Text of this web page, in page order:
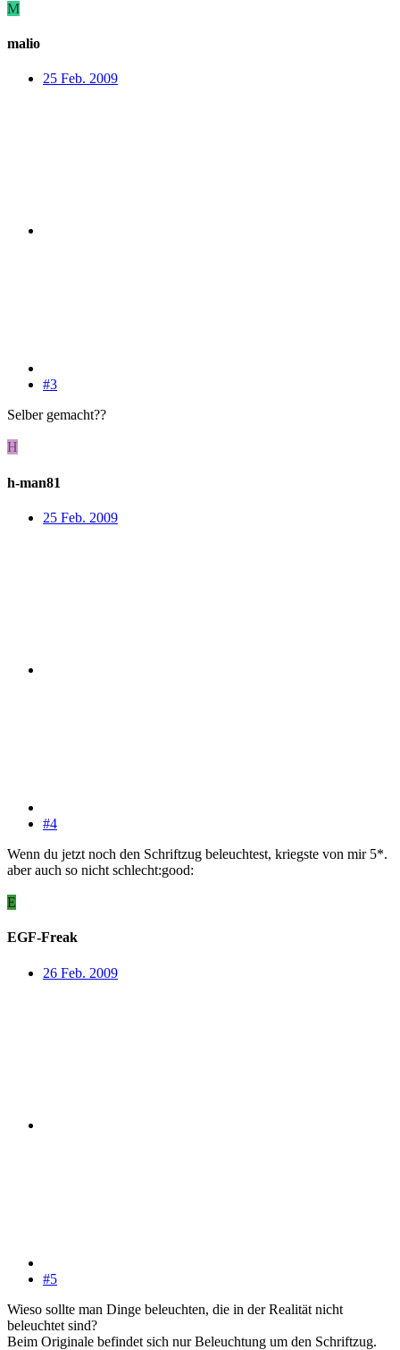
M
malio
25 Feb. 2009
#3
Selber gemacht??
H
h-man81
25 Feb. 2009
#4
Wenn du jetzt noch den Schriftzug beleuchtest, kriegste von mir 5*.
aber auch so nicht schlecht:good:
E
EGF-Freak
26 Feb. 2009
#5
Wieso sollte man Dinge beleuchten, die in der Realität nicht
beleuchtet sind?
Beim Originale befindet sich nur Beleuchtung um den Schriftzug.